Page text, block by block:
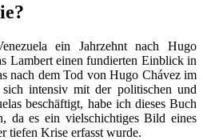
ein Jahrzehnt nach Hugo
Lambert einen fundierten Einblick in
nach dem Tod von Hugo Chávez im
intensiv mit der politischen und
beschäftigt, habe ich dieses Buch
da es ein vielschichtiges Bild eines
tiefen Krise erfasst wurde.